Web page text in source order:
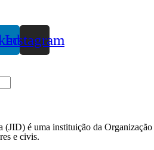
Instagram
(JID) é uma instituição da
e civis.